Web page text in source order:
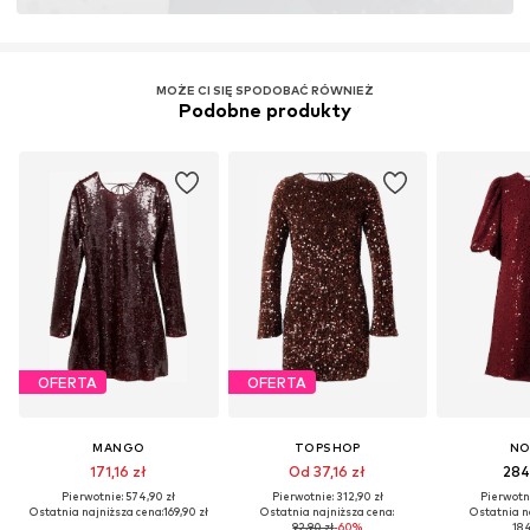
MOŻE CI SIĘ SPODOBAĆ RÓWNIEŻ
Podobne produkty
OFERTA
MANGO
171,16 zł
Pierwotnie: 574,90 zł
Ostatnia najniższa cena:169,90 zł
OFERTA
TOPSHOP
Od 37,16 zł
Pierwotnie: 312,90 zł
Ostatnia najniższa cena:
92,90 zł-60%
Ostatnia